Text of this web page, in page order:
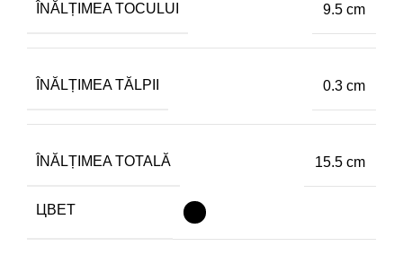
ÎNĂLȚIMEA TOCULUI 9.5 cm
ÎNĂLȚIMEA TĂLPII 0.3 cm
ÎNĂLȚIMEA TOTALĂ 15.5 cm
ЦВЕТ